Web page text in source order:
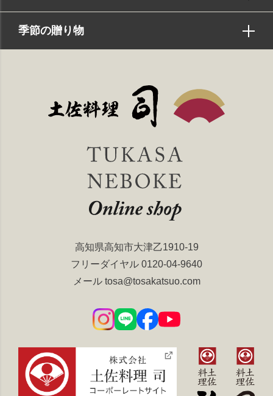
季節の贈り物
高知県高知市大津乙1910-19
フリーダイヤル 0120-04-9640
メール tosa@tosakatsuo.com